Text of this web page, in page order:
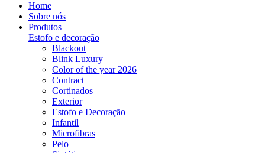
Home
Sobre nós
Produtos
Estofo e decoração
Blackout
Blink Luxury
Color of the year 2026
Contract
Cortinados
Exterior
Estofo e Decoração
Infantil
Microfibras
Pelo